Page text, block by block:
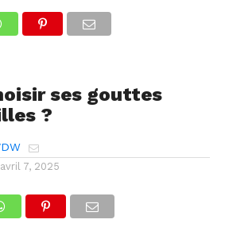
ses gouttes
?
avril 7, 2025